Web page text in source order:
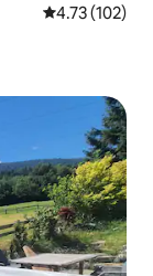
Calificación
4.73 (102)